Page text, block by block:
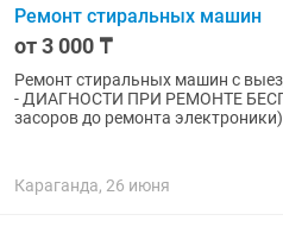
Ремонт стиральных машин
от 3 000 ₸
Ремонт стиральных машин с выездом на дом ! - ГАРАНТИЯ до 1
- ДИАГНОСТИ ПРИ РЕМОНТЕ БЕСПЛАТНО Производим весь спектр
засоров до ремонта
Караганда, 26 июня